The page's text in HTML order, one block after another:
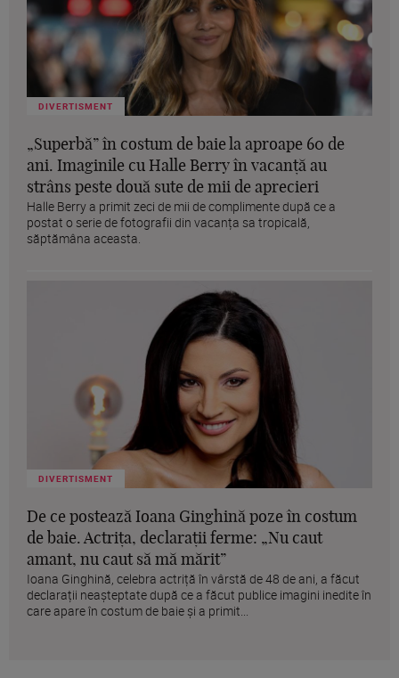
DIVERTISMENT
„Superbă” în costum de baie la aproape 60 de
ani. Imaginile cu Halle Berry în vacanță au
strâns peste două sute de mii de aprecieri
Halle Berry a primit zeci de mii de complimente după ce a
postat o serie de fotografii din vacanța sa tropicală,
săptămâna aceasta.
DIVERTISMENT
De ce postează Ioana Ginghină poze în costum
de baie. Actrița, declarații ferme: „Nu caut
amant, nu caut să mă mărit”
Ioana Ginghină, celebra actriță în vârstă de 48 de ani, a făcut
declarații neașteptate după ce a făcut publice imagini inedite în
care apare în costum de baie și a primit...